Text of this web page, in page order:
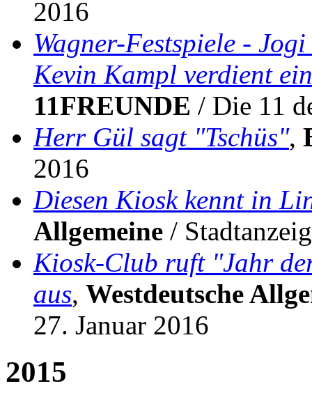
2016
Wagner-Festspiele -
Kevin Kampl verdient
11FREUNDE / Die 11
Herr Gül sagt "Tschüs",
2016
Diesen Kiosk kennt in
Allgemeine /
Kiosk-Club ruft "Jahr
aus, Westdeutsche
27. Januar 2016
2015